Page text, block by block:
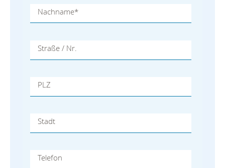
Nachname*
Straße / Nr.
PLZ
Stadt
Telefon